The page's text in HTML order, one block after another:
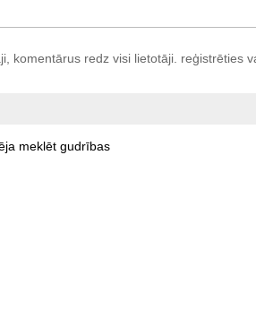
komentārus redz visi lietotāji. reģistrēties
meklēt gudrības